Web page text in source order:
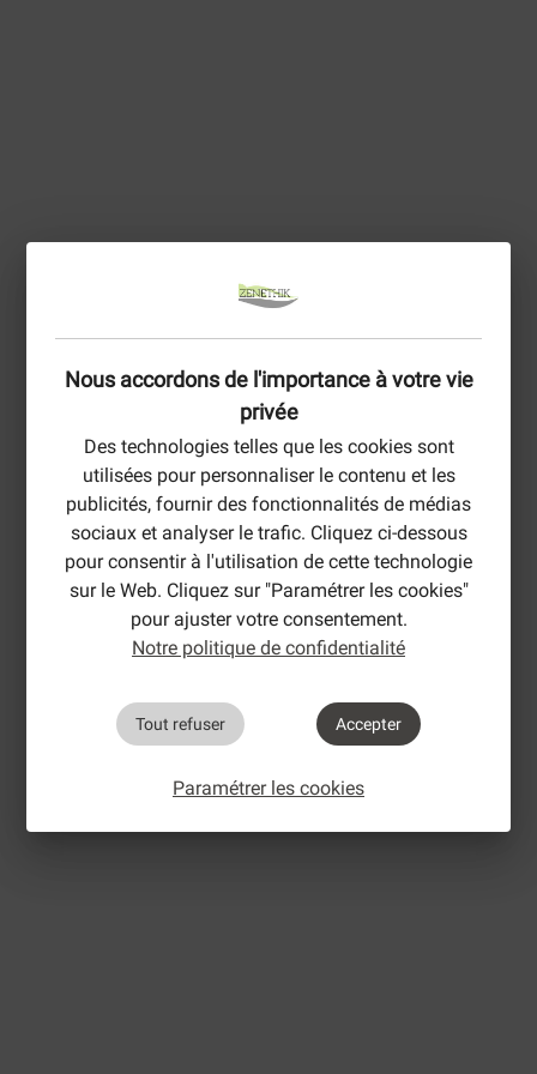
Nous accordons de l'importance à votre vie
privée
Des technologies telles que les cookies sont
utilisées pour personnaliser le contenu et les
publicités, fournir des fonctionnalités de médias
sociaux et analyser le trafic. Cliquez ci-dessous
pour consentir à l'utilisation de cette technologie
sur le Web. Cliquez sur "Paramétrer les cookies"
pour ajuster votre consentement.
Notre politique de confidentialité
Tout refuser Accepter
Paramétrer les cookies